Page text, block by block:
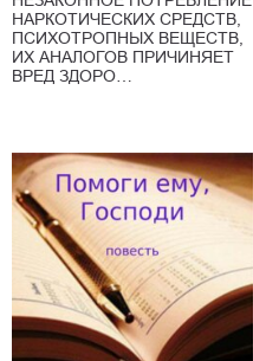
НАРКОТИЧЕСКИХ СРЕДСТВ,
ПСИХОТРОПНЫХ ВЕЩЕСТВ,
ИХ АНАЛОГОВ ПРИЧИНЯЕТ
ВРЕД ЗДОРО…